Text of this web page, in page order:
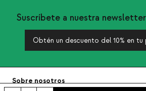
Suscríbete a nuestra newsletter
Obtén un descuento del 10% en tu
Sobre nosotros